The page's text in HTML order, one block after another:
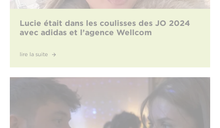
Lucie était dans les coulisses des JO 2024
avec adidas et l’agence Wellcom
lire la suite